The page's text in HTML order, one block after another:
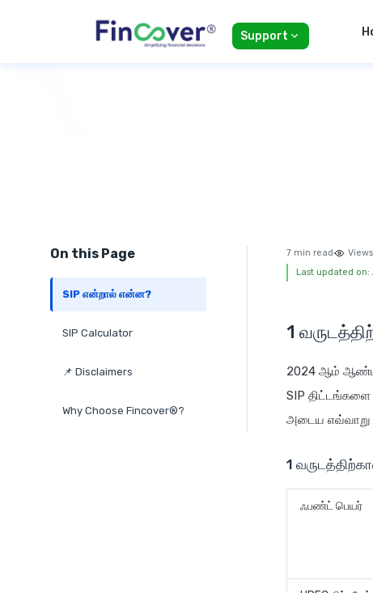
Support
On this Page
SIP என்றால் என்ன?
SIP Calculator
📌 Disclaimers
Why Choose Fincover®?
7 min read
Last updated
1
2024 ஆம்
SIP திட்டங்களை
அடைய எவ்வாறு
1
ஃபண்ட் பெயர்